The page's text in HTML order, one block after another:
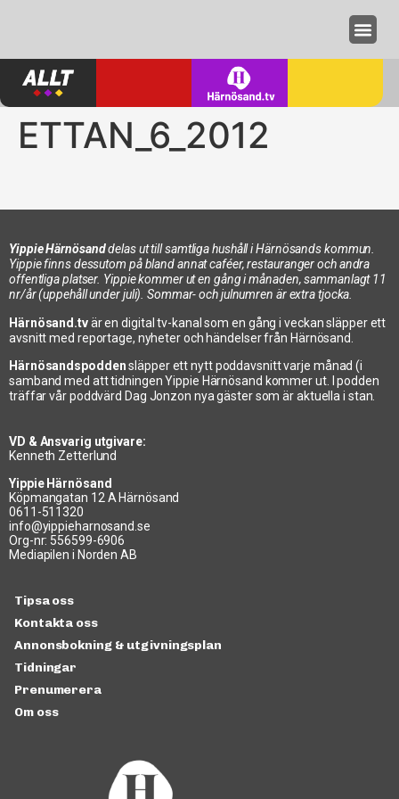
ETTAN_6_2012
Yippie Härnösanddelas ut till samtliga hushåll i Härnösands kommun.
Yippie finns dessutom på bland annat caféer, restauranger och andra
offentliga platser. Yippie kommer ut en gång i månaden, sammanlagt 11
nr/år (uppehåll under juli). Sommar- och julnumren är extra tjocka.
Härnösand.tvär en digital tv-kanal som en gång i veckan släpper ett
avsnitt med reportage, nyheter och händelser från Härnösand.
Härnösandspoddensläpper ett nytt poddavsnitt varje månad (i
samband med att tidningen Yippie Härnösand kommer ut. I podden
träffar vår poddvärd Dag Jonzon nya gäster som är aktuella i stan.
VD & Ansvarig utgivare:
Kenneth Zetterlund
Yippie Härnösand
Köpmangatan 12 A Härnösand
0611-511320
info@yippieharnosand.se
Org-nr: 556599-6906
Mediapilen i Norden AB
Tipsa oss
Kontakta oss
Annonsbokning & utgivningsplan
Tidningar
Prenumerera
Om oss